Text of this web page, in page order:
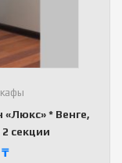
* Венге,
секции
₸